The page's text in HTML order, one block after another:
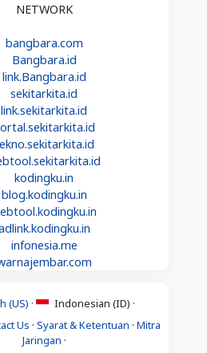
NETWORK
bangbara.com
Bangbara.id
link.Bangbara.id
sekitarkita.id
link.sekitarkita.id
kodingku.in
blog.kodingku.in
infonesia.me
(US) ·
Indonesian (ID) ·
Us · Syarat & Ketentuan · Mitra
Jaringan ·